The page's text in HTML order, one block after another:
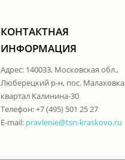
КОНТАКТНАЯ
ИНФОРМАЦИЯ
Адрес: 140033, Московская обл.,
Люберецкий р-н, пос.
квартал Калинина-30
Телефон: +7 (495) 501 25 27
E-mail: pravlenie@tsn-kraskovo.ru